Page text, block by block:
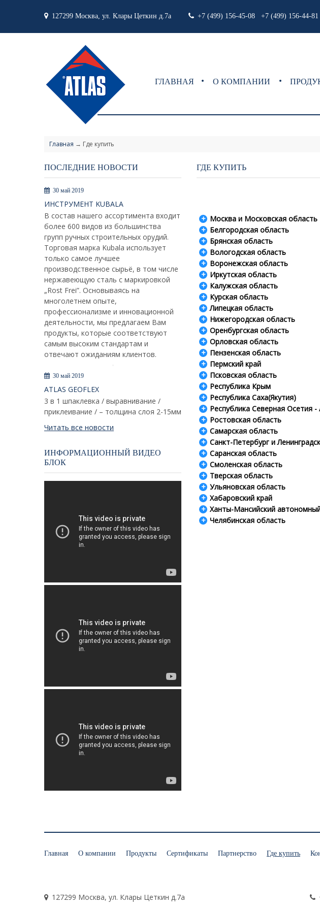
127299 Москва, ул. Клары Цеткин д.7а +7 (499) 156-45-08 +7 (499) 156-44-81
ГЛАВНАЯ О КОМПАНИИ
Главная → Где купить
ПОСЛЕДНИЕ НОВОСТИ
30 май 2019
ИНСТРУМЕНТ KUBALA
В состав нашего ассортимента входит
более 600 видов из большинства
групп ручных строительных орудий.
Торговая марка Kubala использует
только самое лучшее
производственное сырьё, в том числе
нержавеющую сталь с маркировкой
„Rost Frei”. Основываясь на
многолетнем опыте,
профессионализме и инновационной
деятельности, мы предлагаем Вам
продукты, которые соответствуют
самым высоким стандартам и
отвечают ожиданиям клиентов.
30 май 2019
ATLAS GEOFLEX
3 в 1 шпаклевка / выравнивание /
приклеивание / – толщина слоя 2-15мм
Читать все новости
ИНФОРМАЦИОННЫЙ ВИДЕО
БЛОК
ГДЕ КУПИТЬ
Москва и Московская область
Белгородская область
Брянская область
Вологодская область
Воронежская область
Иркутская область
Калужская область
Курская область
Липецкая область
Нижегородская область
Оренбургская область
Орловская область
Пензенская область
Пермский край
Псковская область
Республика Крым
Республика Саха(Якутия)
Республика Северная Осетия -
Ростовская область
Самарская область
Санкт-Петербург и
Саранская область
Смоленская область
Тверская область
Ульяновская область
Хабаровский край
Ханты-Мансийский
Челябинская область
Главная О компании Продукты Сертификаты Партнерство Где купить
127299 Москва, ул. Клары Цеткин д.7а